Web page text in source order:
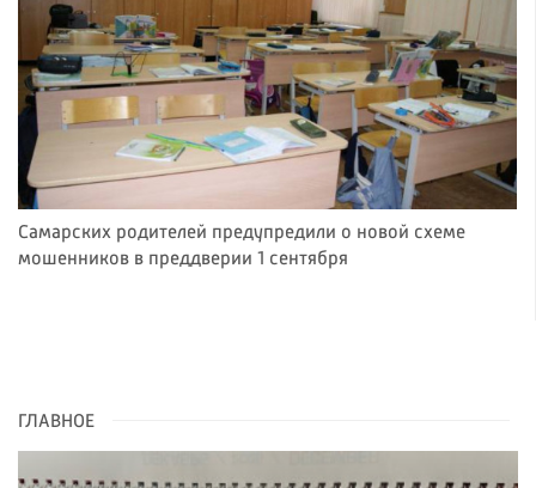
Самарских родителей предупредили о новой схеме
мошенников в преддверии 1 сентября
ГЛАВНОЕ